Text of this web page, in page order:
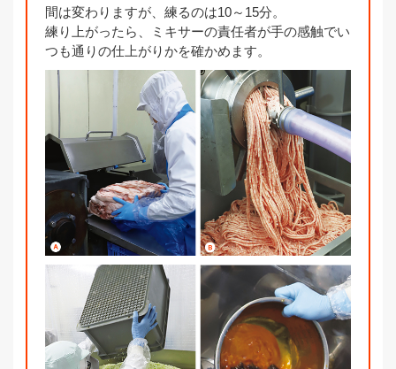
間は変わりますが、練るのは10～15分。
練り上がったら、ミキサーの責任者が手の感触でい
つも通りの仕上がりかを確かめます。